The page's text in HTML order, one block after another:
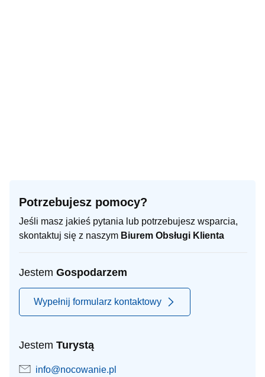
Potrzebujesz pomocy?
Jeśli masz jakieś pytania lub potrzebujesz wsparcia,
skontaktuj się z naszym Biurem Obsługi Klienta
Jestem Gospodarzem
Wypełnij formularz kontaktowy
Jestem Turystą
info@nocowanie.pl